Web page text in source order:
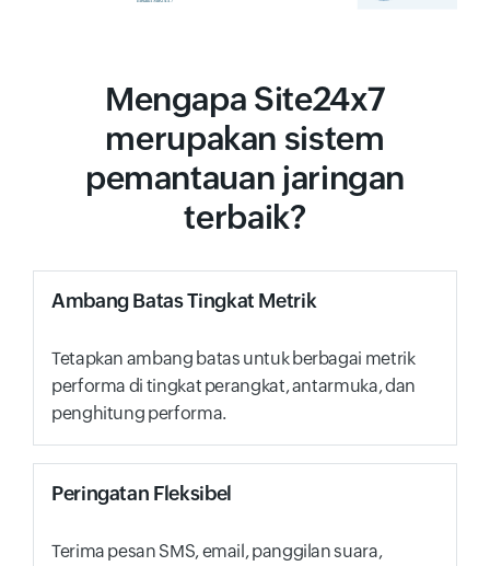
Mengapa Site24x7
merupakan sistem
pemantauan jaringan
terbaik?
Ambang Batas Tingkat Metrik
Tetapkan ambang batas untuk berbagai metrik
performa di tingkat perangkat, antarmuka, dan
penghitung performa.
Peringatan Fleksibel
Terima pesan SMS, email, panggilan suara,